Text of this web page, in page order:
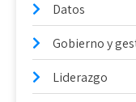
Datos
Gobierno y
Liderazgo